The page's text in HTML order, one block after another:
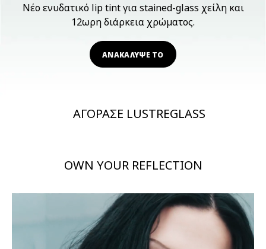
Νέο ενυδατικό lip tint για stained-glass χείλη και
12ωρη διάρκεια χρώματος.
ΑΝΑΚΑΛΥΨΕ ΤΟ
ΑΓΟΡΑΣΕ LUSTREGLASS
OWN YOUR REFLECTION